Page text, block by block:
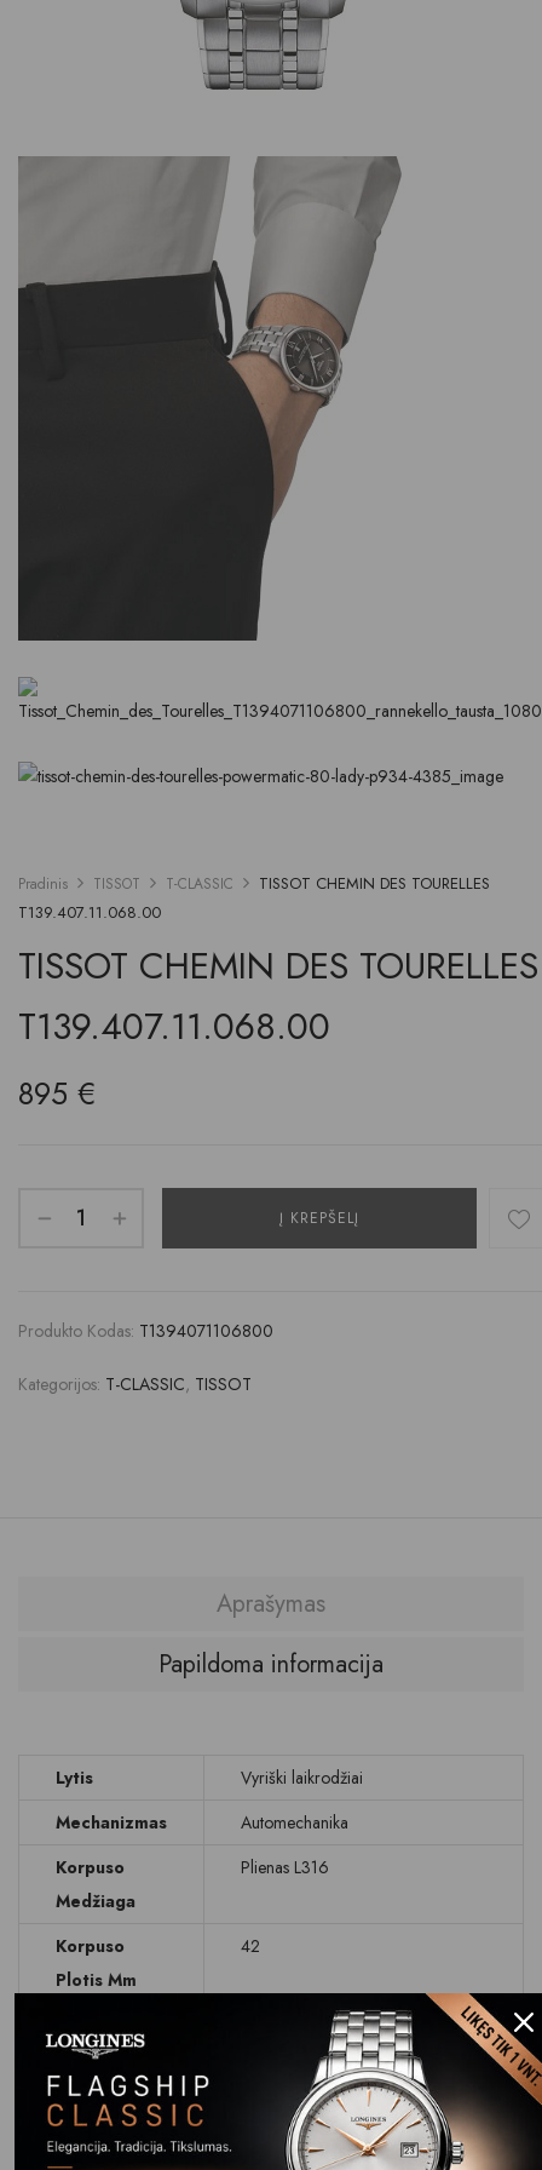
Pradinis TISSOT T-CLASSIC
TISSOT CHEMIN DES TOURELLES
T139.407.11.068.00
TISSOT CHEMIN DES TOURELLES
T139.407.11.068.00
895 €
Į KREPŠELĮ
Produkto Kodas: T1394071106800
Kategorijos: T-CLASSIC, TISSOT
Aprašymas
Papildoma informacija
Lytis
Vyriški laikrodžiai
Mechanizmas
Automechanika
Korpuso
Medžiaga
Plienas L316
Korpuso
Plotis Mm
42
Korpuso
Ypatybės
Per galinį dangtelį matosi
laikrodžio mechanizmas
Ciferblatas
Rodyklinis, sekundinė